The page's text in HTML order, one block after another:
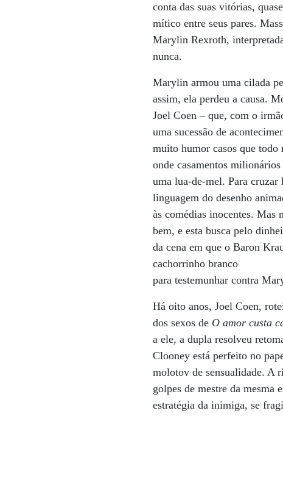
conta das suas vitórias,
mítico entre seus pares.
Marylin Rexroth,
nunca.
Marylin armou uma cilada
assim, ela perdeu a causa.
Joel Coen – que, com o
uma sucessão de
muito humor casos que
onde casamentos
uma lua-de-mel. Para cruzar
linguagem do desenho
às comédias inocentes. Mas
bem, e esta busca pelo
da cena em que o Baron
cachorrinho branco
para testemunhar contra
Há oito anos, Joel Coen,
dos sexos de O amor custa
a ele, a dupla resolveu
Clooney está perfeito no
molotov de sensualidade. A
golpes de mestre da mesma
estratégia da inimiga, se